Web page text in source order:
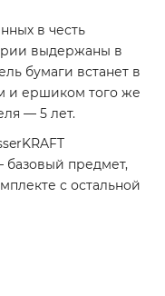
в честь
выдержаны в
бумаги встанет в
и ершиком того же
— 5 лет.
базовый предмет,
с остальной